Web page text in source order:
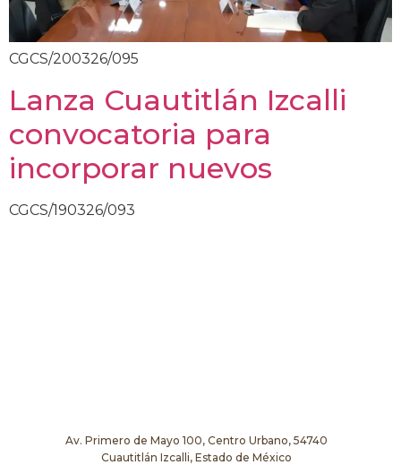
CGCS/200326/095
Lanza Cuautitlán Izcalli
convocatoria para
incorporar nuevos
CGCS/190326/093
Av. Primero de Mayo 100, Centro Urbano, 54740
Cuautitlán Izcalli, Estado de México